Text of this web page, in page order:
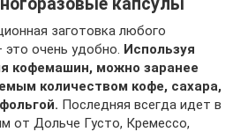
заготовка любого
очень удобно. Используя
кофемашин, можно заранее
количеством кофе, сахара,
Последняя всегда идет в
от Дольче Густо, Кремессо,